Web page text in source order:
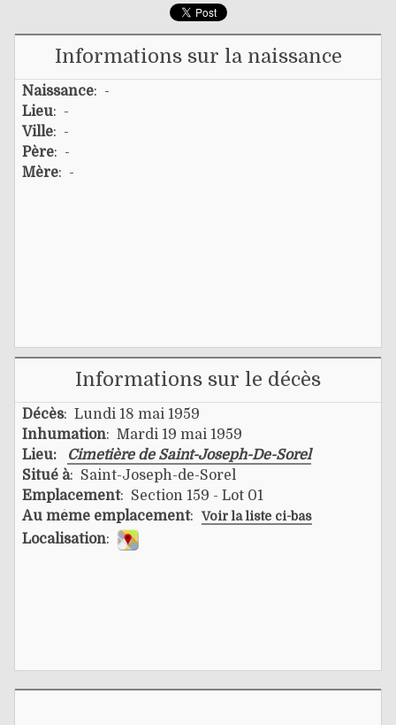
Informations sur la naissance
Naissance: -
Lieu: -
Ville: -
Père: -
Mère: -
Informations sur le décès
Décès: Lundi 18 mai 1959
Inhumation: Mardi 19 mai 1959
Lieu:
Cimetière de Saint-Joseph-De-Sorel
Situé à: Saint-Joseph-de-Sorel
Emplacement: Section 159 - Lot 01
Au même emplacement: Voir la liste ci-bas
Localisation: